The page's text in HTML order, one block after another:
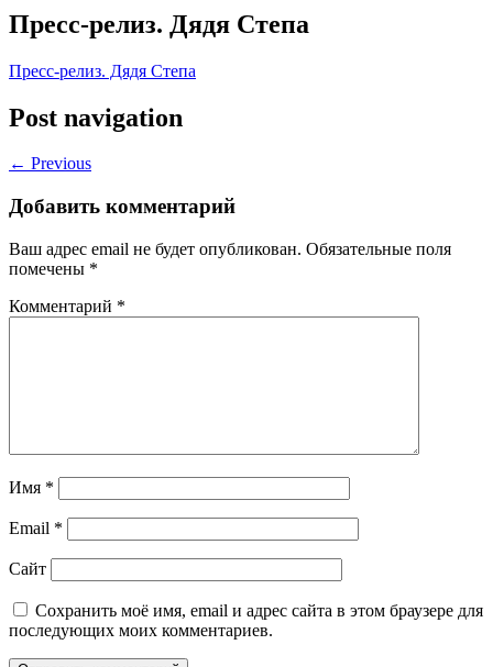
Пресс-релиз. Дядя Степа
Пресс-релиз. Дядя Степа
Post navigation
← Previous
Добавить комментарий
Ваш адрес email не будет опубликован. Обязательные поля
помечены *
Комментарий *
Имя *
Email *
Сайт
Сохранить моё имя, email и адрес сайта в этом браузере для
последующих моих комментариев.